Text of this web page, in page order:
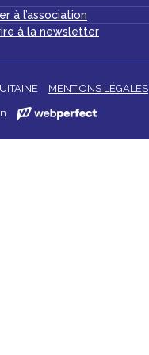
à l’association
à la newsletter
MENTIONS LÉGALES